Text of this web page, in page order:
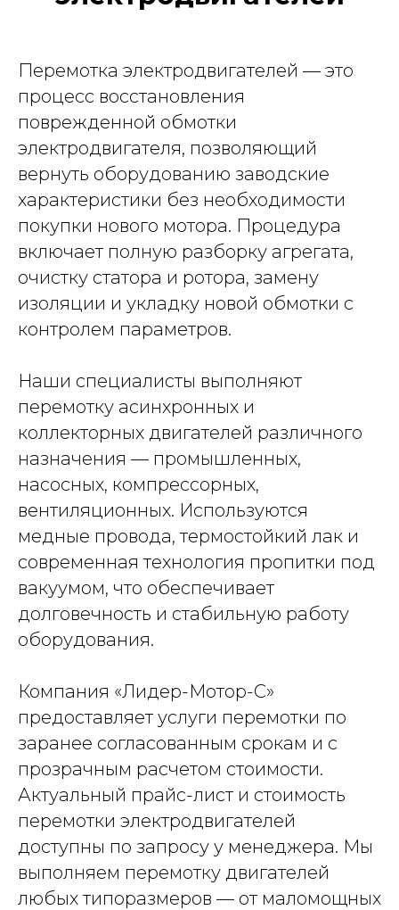
Перемотка электродвигателей — это
процесс восстановления
поврежденной обмотки
электродвигателя, позволяющий
вернуть оборудованию заводские
характеристики без необходимости
покупки нового мотора. Процедура
включает полную разборку агрегата,
очистку статора и ротора, замену
изоляции и укладку новой обмотки с
контролем параметров.
Наши специалисты выполняют
перемотку асинхронных и
коллекторных двигателей различного
назначения — промышленных,
насосных, компрессорных,
вентиляционных. Используются
медные провода, термостойкий лак и
современная технология пропитки под
вакуумом, что обеспечивает
долговечность и стабильную работу
оборудования.
Компания «Лидер-Мотор-С»
предоставляет услуги перемотки по
заранее согласованным срокам и с
прозрачным расчетом стоимости.
Актуальный прайс-лист и стоимость
перемотки электродвигателей
доступны по запросу у менеджера. Мы
выполняем перемотку двигателей
любых типоразмеров — от маломощных